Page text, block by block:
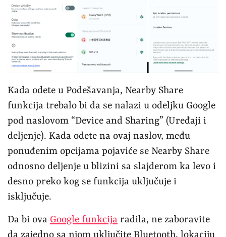
Kada odete u Podešavanja, Nearby Share
funkcija trebalo bi da se nalazi u odeljku Google
pod naslovom “Device and Sharing” (Uređaji i
deljenje). Kada odete na ovaj naslov, među
ponuđenim opcijama pojaviće se Nearby Share
odnosno deljenje u blizini sa slajderom ka levo i
desno preko kog se funkcija uključuje i
isključuje.
Da bi ova Google funkcija radila, ne zaboravite